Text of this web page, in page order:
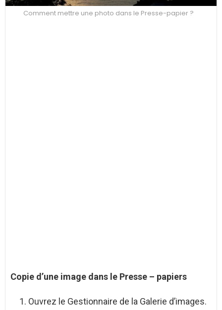
Comment mettre une photo dans le Presse-papier ?
Copie d’une image dans le Presse – papiers
Ouvrez le Gestionnaire de la Galerie d’images.